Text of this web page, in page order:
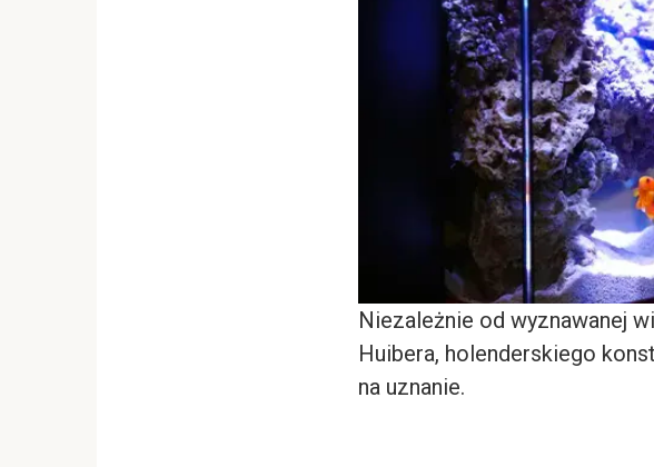
Niezależnie od wyznawanej
Huibera, holenderskiego
na uznanie.